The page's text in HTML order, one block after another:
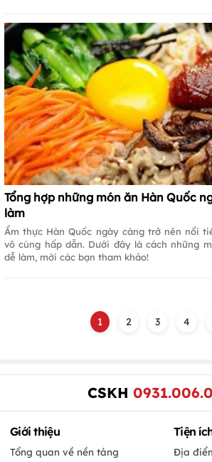
Tổng hợp những món ăn Hàn Quốc
làm
Ẩm thực Hàn Quốc ngày càng trở nên nổi
vô cùng hấp dẫn. Dưới đây là cách những
dễ làm, mời các bạn tham khảo!
1 2 3 4
CSKH
Giới thiệu
Tổng quan về nền tảng
Tiện
Địa